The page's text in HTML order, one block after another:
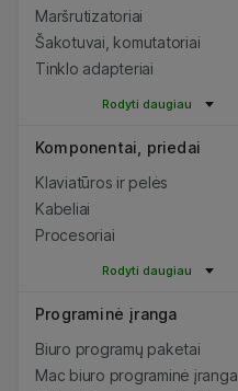
Maršrutizatoriai
Šakotuvai, komutatoriai
Tinklo adapteriai
Rodyti daugiau
Komponentai, priedai
Klaviatūros ir pelės
Kabeliai
Procesoriai
Rodyti daugiau
Programinė įranga
Biuro programų paketai
Mac biuro programinė įranga